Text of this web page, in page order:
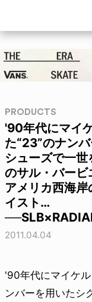
PRODUCTS
'90年代にマイ
た“23”のナン
シューズで一
のサル・バービ
アメリカ西海
イスト…
2011.04.04
'90年代にマイケ
ンバーを用いたシ